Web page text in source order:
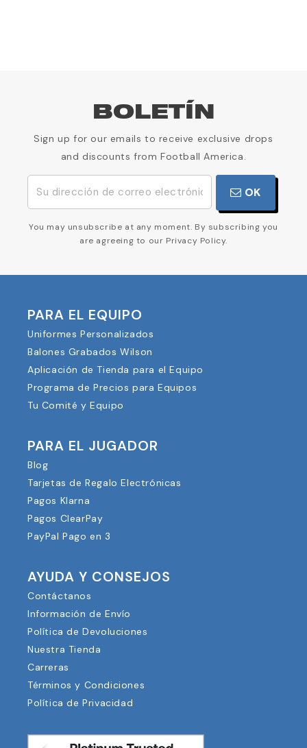
BOLETÍN
Sign up for our emails to receive exclusive drops
and discounts from Football America.
OK
You may unsubscribe at any moment. By subscribing you
are agreeing to our Privacy Policy.
PARA EL EQUIPO
Uniformes Personalizados
Balones Grabados Wilson
Aplicación de Tienda para el Equipo
Programa de Precios para Equipos
Tu Comité y Equipo
PARA EL JUGADOR
Blog
Tarjetas de Regalo Electrónicas
Pagos Klarna
Pagos ClearPay
PayPal Pago en 3
AYUDA Y CONSEJOS
Contáctanos
Información de Envío
Política de Devoluciones
Nuestra Tienda
Carreras
Términos y Condiciones
Política de Privacidad